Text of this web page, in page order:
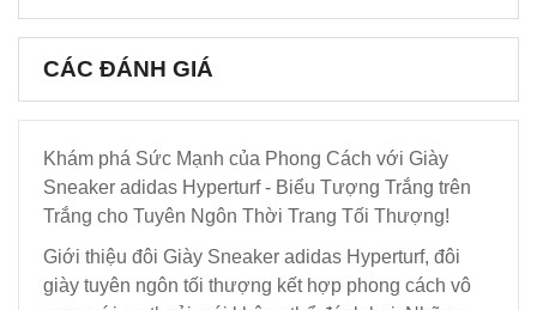
CÁC ĐÁNH GIÁ
Khám phá Sức Mạnh của Phong Cách với Giày
Sneaker adidas Hyperturf - Biểu Tượng Trắng trên
Trắng cho Tuyên Ngôn Thời Trang Tối Thượng!
Giới thiệu đôi Giày Sneaker adidas Hyperturf, đôi
giày tuyên ngôn tối thượng kết hợp phong cách vô